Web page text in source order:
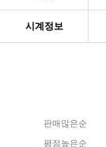
시계정보
판매많은순
평점높은순